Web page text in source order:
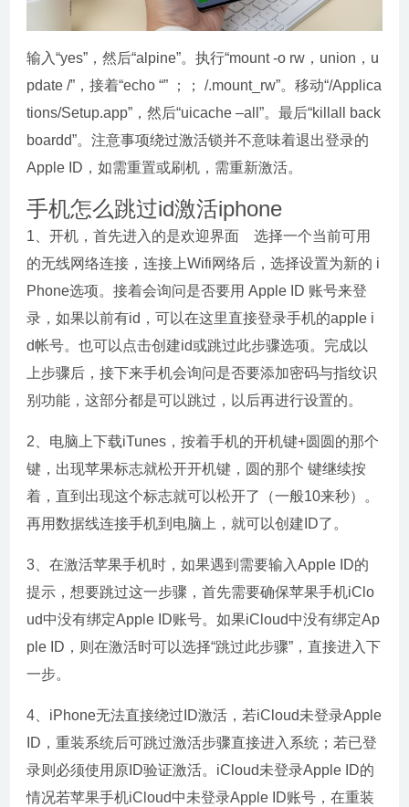
输入“yes”，然后“alpine”。执行“mount -o rw，union，u
pdate /”，接着“echo “” ；； /.mount_rw”。移动“/Applica
tions/Setup.app”，然后“uicache –all”。最后“killall back
boardd”。注意事项绕过激活锁并不意味着退出登录的
Apple ID，如需重置或刷机，需重新激活。
手机怎么跳过id激活iphone
1、开机，首先进入的是欢迎界面 选择一个当前可用
的无线网络连接，连接上Wifi网络后，选择设置为新的 i
Phone选项。接着会询问是否要用 Apple ID 账号来登
录，如果以前有id，可以在这里直接登录手机的apple i
d帐号。也可以点击创建id或跳过此步骤选项。完成以
上步骤后，接下来手机会询问是否要添加密码与指纹识
别功能，这部分都是可以跳过，以后再进行设置的。
2、电脑上下载iTunes，按着手机的开机键+圆圆的那个
键，出现苹果标志就松开开机键，圆的那个 键继续按
着，直到出现这个标志就可以松开了（一般10来秒）。
再用数据线连接手机到电脑上，就可以创建ID了。
3、在激活苹果手机时，如果遇到需要输入Apple ID的
提示，想要跳过这一步骤，首先需要确保苹果手机iClo
ud中没有绑定Apple ID账号。如果iCloud中没有绑定Ap
ple ID，则在激活时可以选择“跳过此步骤”，直接进入下
一步。
4、iPhone无法直接绕过ID激活，若iCloud未登录Apple
ID，重装系统后可跳过激活步骤直接进入系统；若已登
录则必须使用原ID验证激活。iCloud未登录Apple ID的
情况若苹果手机iCloud中未登录Apple ID账号，在重装